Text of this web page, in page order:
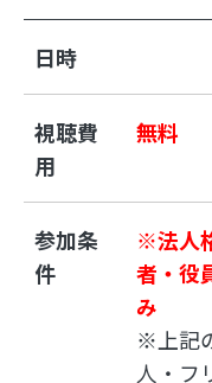
日時
視聴費
用
無料
参加条
件
※法人
者・役
み
※上記
人・フ